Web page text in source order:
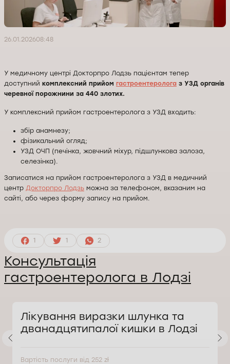
26.01.202608:48
У медичному центрі Докторпро Лодзь пацієнтам тепер
доступний комплексний прийом гастроентеролога з УЗД органів
черевної порожнини за 440 злотих.
У комплексний прийом гастроентеролога з УЗД входить:
збір анамнезу;
фізикальний огляд;
УЗД ОЧП (печінка, жовчний міхур, підшлункова залоза,
селезінка).
Записатися на прийом гастроентеролога з УЗД в медичний
центр Докторпро Лодзь можна за телефоном, вказаним на
сайті, або через форму запису на прийом.
1 1 2
Консультація
гастроентеролога в Лодзі
Лікування виразки шлунка та
дванадцятипалої кишки в Лодзі
Вартість послуги від 252 zł